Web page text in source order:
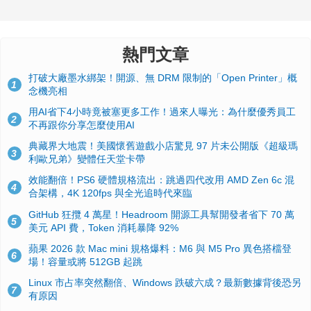
熱門文章
1
打破大廠墨水綁架！開源、無 DRM 限制的「Open Printer」概
念機亮相
2
用AI省下4小時竟被塞更多工作！過來人曝光：為什麼優秀員工
不再跟你分享怎麼使用AI
3
典藏界大地震！美國懷舊遊戲小店驚見 97 片未公開版《超級瑪
利歐兄弟》變體任天堂卡帶
4
效能翻倍！PS6 硬體規格流出：跳過四代改用 AMD Zen 6c 混
合架構，4K 120fps 與全光追時代來臨
5
GitHub 狂攬 4 萬星！Headroom 開源工具幫開發者省下 70 萬
美元 API 費，Token 消耗暴降 92%
6
蘋果 2026 款 Mac mini 規格爆料：M6 與 M5 Pro 異色搭檔登
場！容量或將 512GB 起跳
7
Linux 市占率突然翻倍、Windows 跌破六成？最新數據背後恐另
有原因